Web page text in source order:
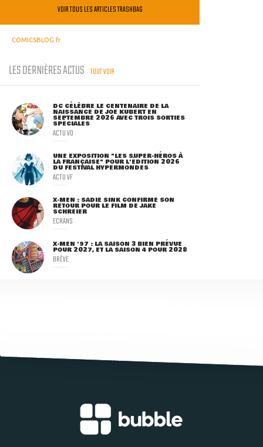
VOIR TOUS LES ARTICLES TRASHBAG
COMICSBLOG.fr
LES DERNIÈRES ACTUS TOUT VOIR
DC CÉLÈBRE LE CENTENAIRE DE LA
NAISSANCE DE JOE KUBERT EN
SEPTEMBRE 2026 AVEC TROIS SORTIES
SPÉCIALES
ACTU VO
UNE EXPOSITION "LES SUPER-HÉROS À
LA FRANÇAISE" POUR L'ÉDITION 2026
DU FESTIVAL HYPERMONDES
ACTU VF
X-MEN : SADIE SINK CONFIRME SON
RETOUR POUR LE FILM DE JAKE
SCHREIER
ECRANS
X-MEN '97 : LA SAISON 3 BIEN PRÉVUE
POUR 2027, ET LA SAISON 4 POUR 2028
BRÈVE